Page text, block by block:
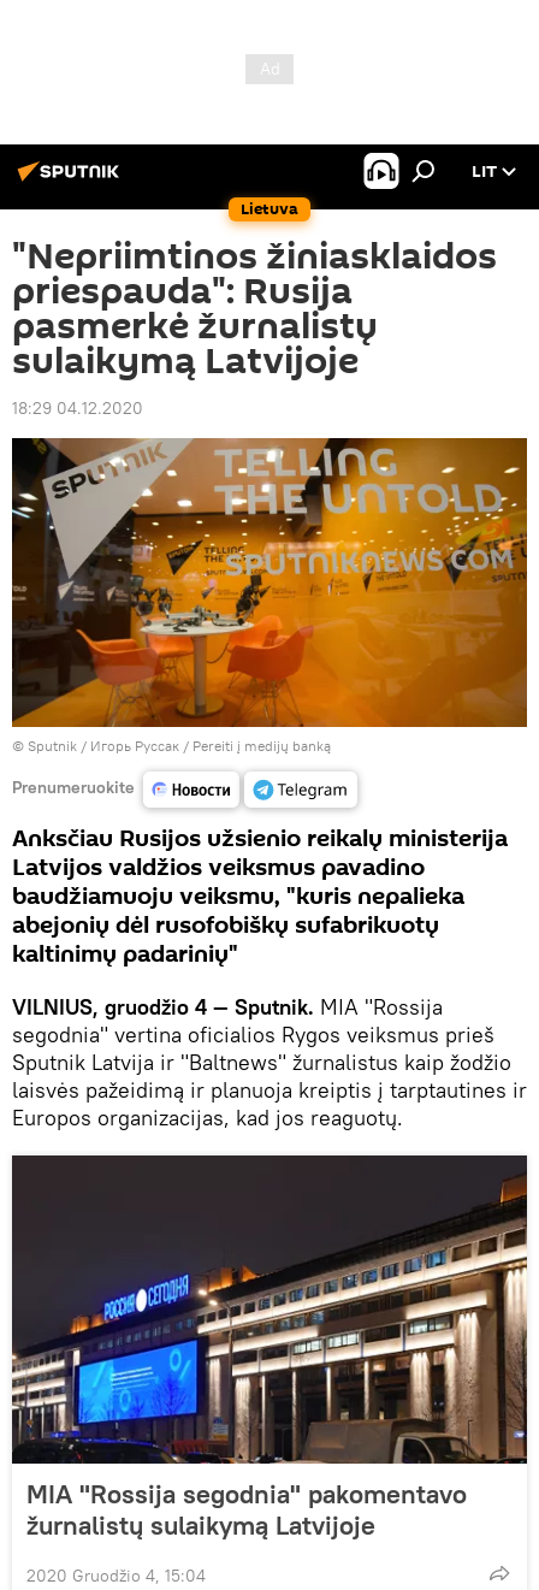
Lietuva
LIT
"Nepriimtinos žiniasklaidos
priespauda": Rusija
pasmerkė žurnalistų
sulaikymą Latvijoje
18:29 04.12.2020
© Sputnik / Игорь Руссак / Pereiti į medijų banką
Prenumeruokite
Anksčiau Rusijos užsienio reikalų ministerija
Latvijos valdžios veiksmus pavadino
baudžiamuoju veiksmu, "kuris nepalieka
abejonių dėl rusofobiškų sufabrikuotų
kaltinimų padarinių"
VILNIUS, gruodžio 4 — Sputnik. MIA "Rossija
segodnia" vertina oficialios Rygos veiksmus prieš
Sputnik Latvija ir "Baltnews" žurnalistus kaip žodžio
laisvės pažeidimą ir planuoja kreiptis į tarptautines ir
Europos organizacijas, kad jos reaguotų.
MIA "Rossija segodnia" pakomentavo
žurnalistų sulaikymą Latvijoje
2020 Gruodžio 4, 15:04